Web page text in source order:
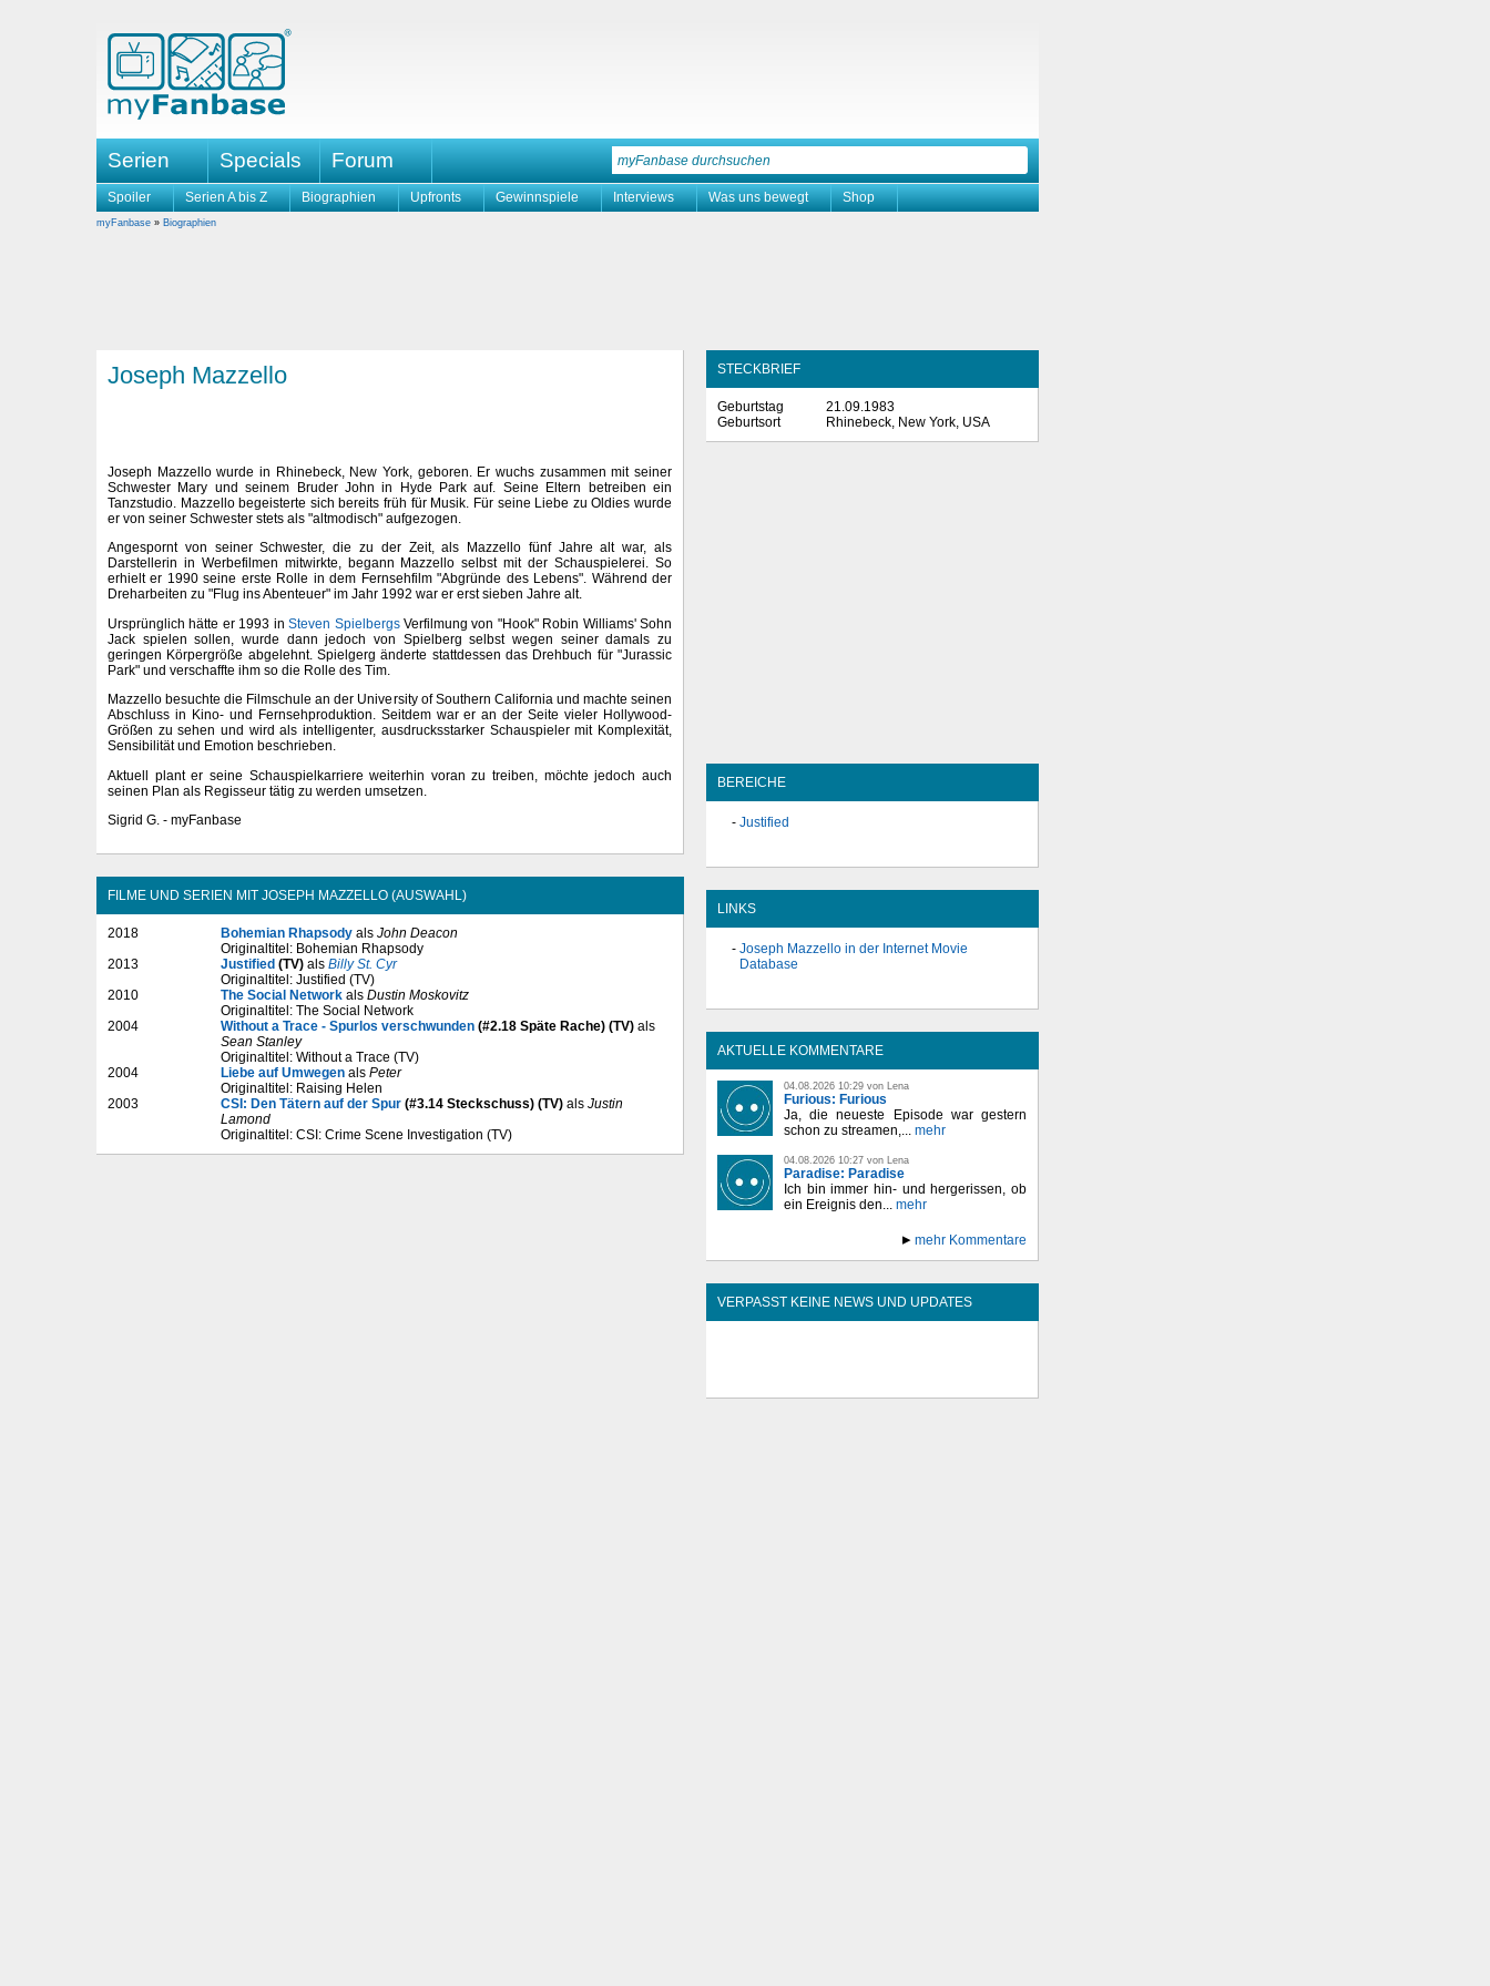
Serien Specials Forum
Spoiler Serien A bis Z Biographien Upfronts Gewinnspiele Interviews Was uns bewegt Shop
myFanbase » Biographien
Joseph Mazzello
Joseph Mazzello wurde in Rhinebeck, New York, geboren. Er wuchs zusammen mit seiner
Schwester Mary und seinem Bruder John in Hyde Park auf. Seine Eltern betreiben ein
Tanzstudio. Mazzello begeisterte sich bereits früh für Musik. Für seine Liebe zu Oldies wurde
er von seiner Schwester stets als "altmodisch" aufgezogen.
Angespornt von seiner Schwester, die zu der Zeit, als Mazzello fünf Jahre alt war, als
Darstellerin in Werbefilmen mitwirkte, begann Mazzello selbst mit der Schauspielerei. So
erhielt er 1990 seine erste Rolle in dem Fernsehfilm "Abgründe des Lebens". Während der
Dreharbeiten zu "Flug ins Abenteuer" im Jahr 1992 war er erst sieben Jahre alt.
Ursprünglich hätte er 1993 inSteven SpielbergsVerfilmung von "Hook" Robin Williams' Sohn
Jack spielen sollen, wurde dann jedoch von Spielberg selbst wegen seiner damals zu
geringen Körpergröße abgelehnt. Spielgerg änderte stattdessen das Drehbuch für "Jurassic
Park" und verschaffte ihm so die Rolle des Tim.
Mazzello besuchte die Filmschule an der University of Southern California und machte seinen
Abschluss in Kino- und Fernsehproduktion. Seitdem war er an der Seite vieler Hollywood-
Größen zu sehen und wird als intelligenter, ausdrucksstarker Schauspieler mit Komplexität,
Sensibilität und Emotion beschrieben.
Aktuell plant er seine Schauspielkarriere weiterhin voran zu treiben, möchte jedoch auch
seinen Plan als Regisseur tätig zu werden umsetzen.
Sigrid G. - myFanbase
FILME UND SERIEN MIT JOSEPH MAZZELLO (AUSWAHL)
2018 Bohemian Rhapsody als John Deacon
Originaltitel: Bohemian Rhapsody
2013
Justified (TV) als Billy St. Cyr
Originaltitel: Justified (TV)
2010
The Social Network als Dustin Moskovitz
Originaltitel: The Social Network
2004
Without a Trace - Spurlos verschwunden (#2.18 Späte Rache) (TV) als
Sean Stanley
Originaltitel: Without a Trace (TV)
2004
Liebe auf Umwegen als Peter
Originaltitel: Raising Helen
2003
CSI: Den Tätern auf der Spur (#3.14 Steckschuss) (TV) als Justin
Lamond
Originaltitel: CSI: Crime Scene Investigation (TV)
STECKBRIEF
Geburtstag
21.09.1983
Geburtsort
Rhinebeck, New York, USA
BEREICHE
Justified
LINKS
Joseph Mazzello in der Internet Movie
Database
AKTUELLE KOMMENTARE
04.08.2026 10:29 von Lena
Furious: Furious
Ja, die neueste Episode war gestern
schon zu streamen,... mehr
04.08.2026 10:27 von Lena
Paradise: Paradise
Ich bin immer hin- und hergerissen, ob
ein Ereignis den... mehr
mehr Kommentare
VERPASST KEINE NEWS UND UPDATES